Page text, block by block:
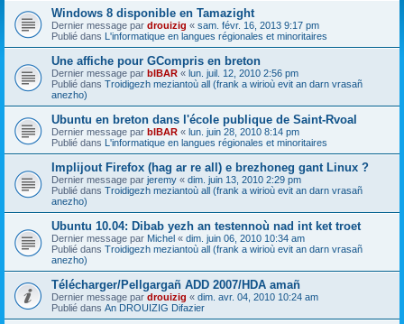
Windows 8 disponible en Tamazight
Dernier message par drouizig « sam. févr. 16, 2013 9:17 pm
Publié dans L'informatique en langues régionales et minoritaires
Une affiche pour GCompris en breton
Dernier message par bIBAR « lun. juil. 12, 2010 2:56 pm
Publié dans Troidigezh meziantoù all (frank a wirioù evit an darn vrasañ
anezho)
Ubuntu en breton dans l'école publique de Saint-Rvoal
Dernier message par bIBAR « lun. juin 28, 2010 8:14 pm
Publié dans L'informatique en langues régionales et minoritaires
Implijout Firefox (hag ar re all) e brezhoneg gant Linux ?
Dernier message par jeremy « dim. juin 13, 2010 2:29 pm
Publié dans Troidigezh meziantoù all (frank a wirioù evit an darn vrasañ
anezho)
Ubuntu 10.04: Dibab yezh an testennoù nad int ket troet
Dernier message par Michel « dim. juin 06, 2010 10:34 am
Publié dans Troidigezh meziantoù all (frank a wirioù evit an darn vrasañ
anezho)
Télécharger/Pellgargañ ADD 2007/HDA amañ
Dernier message par drouizig « dim. avr. 04, 2010 10:24 am
Publié dans An DROUIZIG Difazier